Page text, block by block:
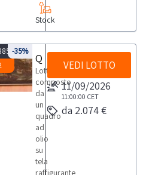
Stock
-35%
Lotto
composto
da
un
quadro
ad
olio
su
tela
raffigurante
VEDI LOTTO
11/09/2026
11:00:00 CET
da 2.074 €